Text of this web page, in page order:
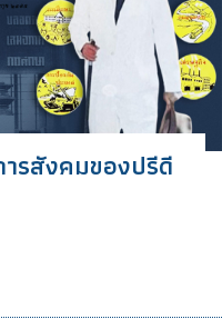
รสังคมของปรีดี